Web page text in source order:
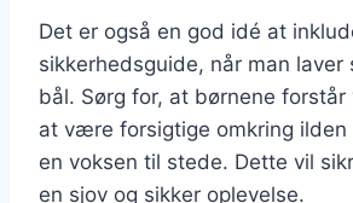
Det er også en god idé at
sikkerhedsguide, når man laver
bål. Sørg for, at børnene
at være forsigtige omkring ilden
en voksen til stede. Dette vil
en sjov og sikker oplevelse.